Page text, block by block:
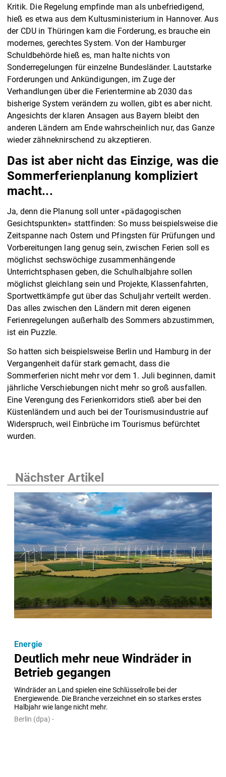
Kritik. Die Regelung empfinde man als unbefriedigend,
hieß es etwa aus dem Kultusministerium in Hannover. Aus
der CDU in Thüringen kam die Forderung, es brauche ein
modernes, gerechtes System. Von der Hamburger
Schuldbehörde hieß es, man halte nichts von
Sonderregelungen für einzelne Bundesländer. Lautstarke
Forderungen und Ankündigungen, im Zuge der
Verhandlungen über die Ferientermine ab 2030 das
bisherige System verändern zu wollen, gibt es aber nicht.
Angesichts der klaren Ansagen aus Bayern bleibt den
anderen Ländern am Ende wahrscheinlich nur, das Ganze
wieder zähneknirschend zu akzeptieren.
Das ist aber nicht das Einzige, was die
Sommerferienplanung kompliziert
macht...
Ja, denn die Planung soll unter «pädagogischen
Gesichtspunkten» stattfinden: So muss beispielsweise die
Zeitspanne nach Ostern und Pfingsten für Prüfungen und
Vorbereitungen lang genug sein, zwischen Ferien soll es
möglichst sechswöchige zusammenhängende
Unterrichtsphasen geben, die Schulhalbjahre sollen
möglichst gleichlang sein und Projekte, Klassenfahrten,
Sportwettkämpfe gut über das Schuljahr verteilt werden.
Das alles zwischen den Ländern mit deren eigenen
Ferienregelungen außerhalb des Sommers abzustimmen,
ist ein Puzzle.
So hatten sich beispielsweise Berlin und Hamburg in der
Vergangenheit dafür stark gemacht, dass die
Sommerferien nicht mehr vor dem 1. Juli beginnen, damit
jährliche Verschiebungen nicht mehr so groß ausfallen.
Eine Verengung des Ferienkorridors stieß aber bei den
Küstenländern und auch bei der Tourismusindustrie auf
Widerspruch, weil Einbrüche im Tourismus befürchtet
wurden.
Nächster Artikel
Deutlich mehr neue Windräder in
Betrieb gegangen
Windräder an Land spielen eine Schlüsselrolle bei der
Energiewende. Die Branche verzeichnet ein so starkes erstes
Halbjahr wie lange nicht mehr.
Energie
Berlin (dpa) -